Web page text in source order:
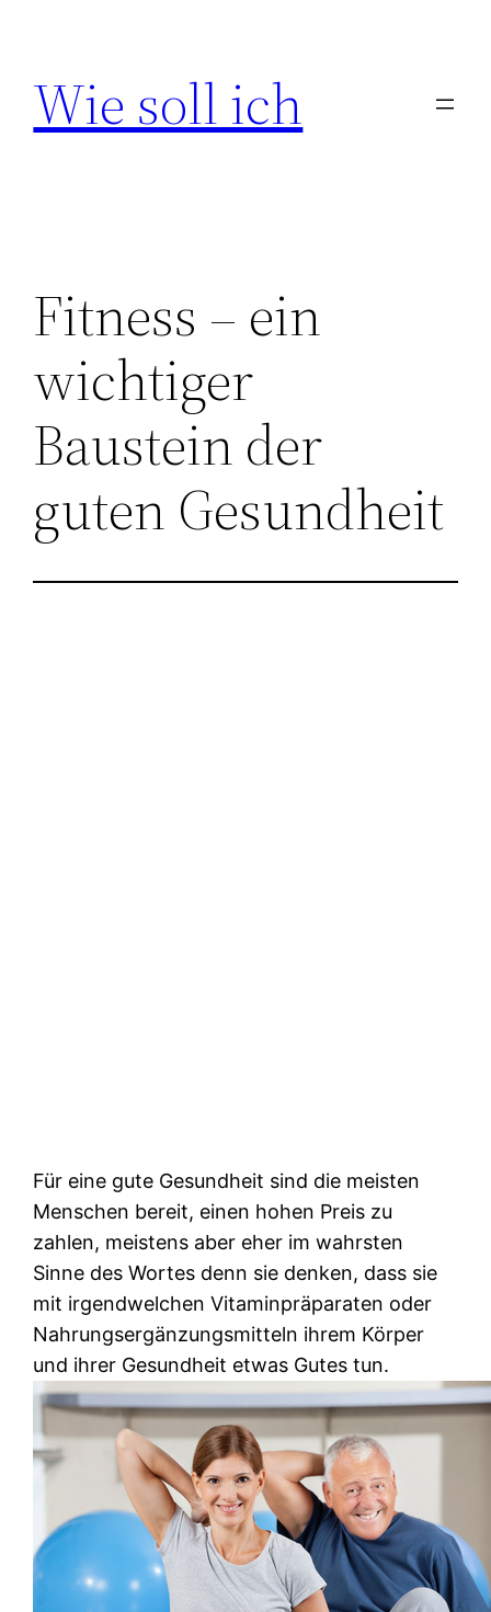
springen
Wie soll ich
Fitness – ein
wichtiger
Baustein der
guten Gesundheit
Für eine gute Gesundheit sind die meisten
Menschen bereit, einen hohen Preis zu
zahlen, meistens aber eher im wahrsten
Sinne des Wortes denn sie denken, dass sie
mit irgendwelchen Vitaminpräparaten oder
Nahrungsergänzungsmitteln ihrem Körper
und ihrer Gesundheit etwas Gutes tun.